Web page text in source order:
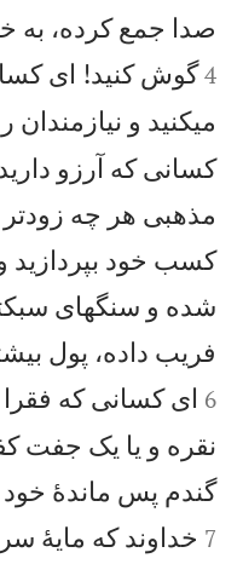
صدا جمع كرده، به
4 گوش كنيد! ای
میكنيد و نيازمندان
كسانی كه آرزو
مذهبی هر چه زودتر
كسب خود بپردازيد
شده و سنگهای
فريب داده، پول
6 ای كسانی كه
نقره و يا يک جفت
گندم پس ماندهٔ خود
7 خداوند كه مايهٔ